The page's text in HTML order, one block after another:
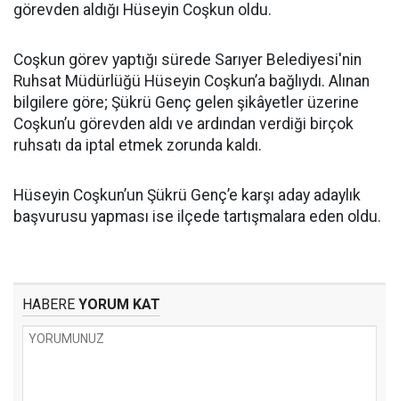
görevden aldığı Hüseyin Coşkun oldu.
Coşkun görev yaptığı sürede Sarıyer Belediyesi'nin
Ruhsat Müdürlüğü Hüseyin Coşkun’a bağlıydı. Alınan
bilgilere göre; Şükrü Genç gelen şikâyetler üzerine
Coşkun’u görevden aldı ve ardından verdiği birçok
ruhsatı da iptal etmek zorunda kaldı.
Hüseyin Coşkun’un Şükrü Genç’e karşı aday adaylık
başvurusu yapması ise ilçede tartışmalara eden oldu.
HABERE YORUM KAT